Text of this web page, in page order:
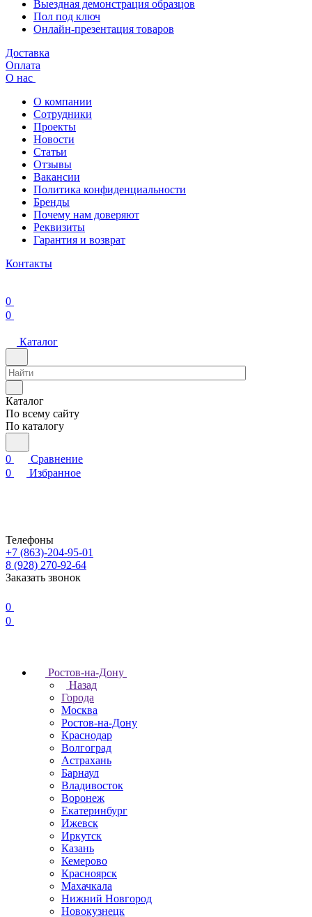
Выездная демонстрация образцов
Пол под ключ
Онлайн-презентация товаров
Доставка
Оплата
О нас
О компании
Сотрудники
Проекты
Новости
Статьи
Отзывы
Вакансии
Политика конфиденциальности
Бренды
Почему нам доверяют
Реквизиты
Гарантия и возврат
Контакты
0
0
Каталог
Каталог
По всему сайту
По каталогу
0
Сравнение
0
Избранное
Телефоны
+7 (863)-204-95-01
8 (928) 270-92-64
Заказать звонок
0
0
Ростов-на-Дону
Назад
Города
Москва
Ростов-на-Дону
Краснодар
Волгоград
Астрахань
Барнаул
Владивосток
Воронеж
Екатеринбург
Ижевск
Иркутск
Казань
Кемерово
Красноярск
Махачкала
Нижний Новгород
Новокузнецк